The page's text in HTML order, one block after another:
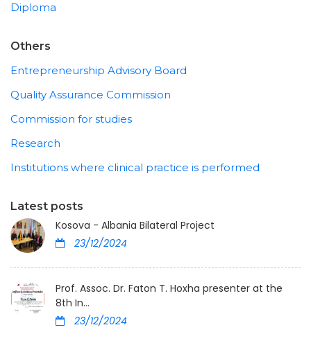
Diploma
Others
Entrepreneurship Advisory Board
Quality Assurance Commission
Commission for studies
Research
Institutions where clinical practice is performed
Latest posts
Kosova - Albania Bilateral Project
23/12/2024
Prof. Assoc. Dr. Faton T. Hoxha presenter at the
8th In...
23/12/2024